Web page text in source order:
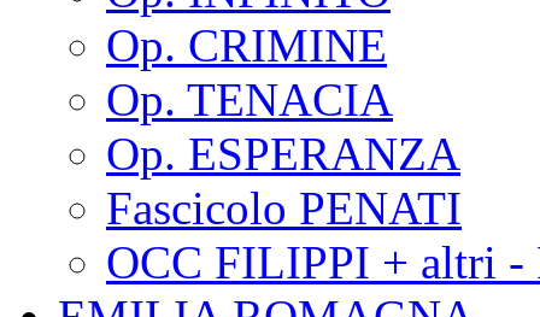
Op. CRIMINE
Op. TENACIA
Op. ESPERANZA
Fascicolo PENATI
OCC FILIPPI + altri -